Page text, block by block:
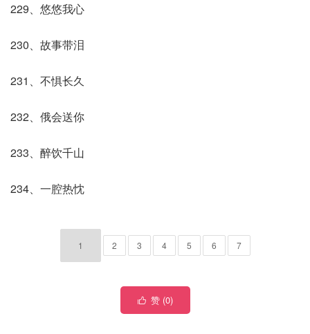
229、悠悠我心
230、故事带泪
231、不惧长久
232、俄会送你
233、醉饮千山
234、一腔热忱
1 2 3 4 5 6 7
 赞 (0)